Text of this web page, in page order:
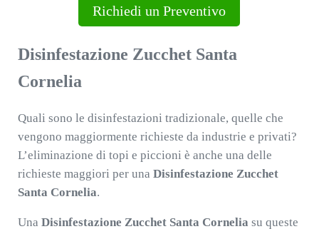
Richiedi un Preventivo
Disinfestazione Zucchet Santa
Cornelia
Quali sono le disinfestazioni tradizionale, quelle che
vengono maggiormente richieste da industrie e privati?
L’eliminazione di topi e piccioni è anche una delle
richieste maggiori per una Disinfestazione Zucchet
Santa Cornelia.
Una Disinfestazione Zucchet Santa Cornelia su queste